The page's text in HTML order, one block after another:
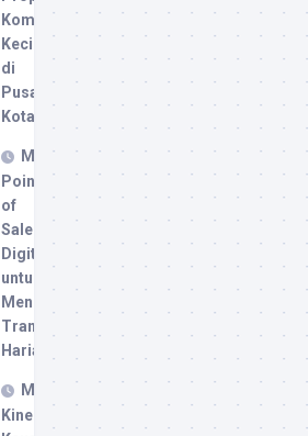
Komersial
Kecil
di
Pusat
Kota
Mengoptimalkan
Point
of
Sale
Digital
untuk
Meningkatkan
Transaksi
Harian
Metrik
Kinerja